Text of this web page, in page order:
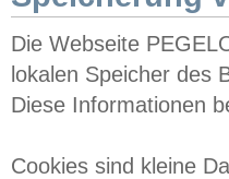
Die Webseite
lokalen Speicher des
Diese Informationen
Cookies sind kleine